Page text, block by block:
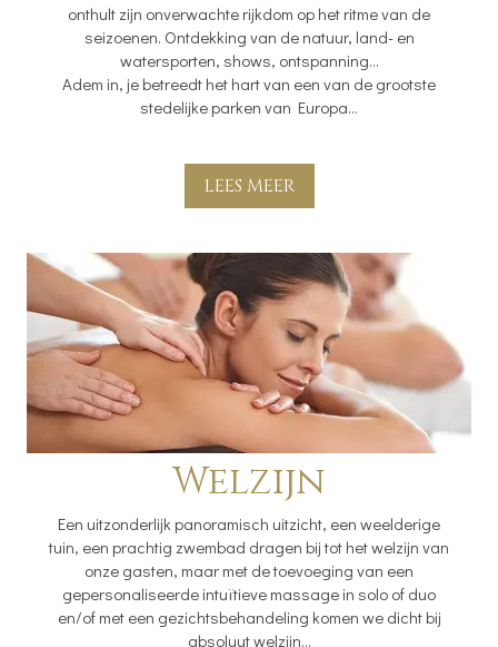
onthult zijn onverwachte rijkdom op het ritme van de
seizoenen. Ontdekking van de natuur, land- en
watersporten, shows, ontspanning...
Adem in, je betreedt het hart van een van de grootste
stedelijke parken van Europa...
LEES MEER
Welzijn
Een uitzonderlijk panoramisch uitzicht, een weelderige
tuin, een prachtig zwembad dragen bij tot het welzijn van
onze gasten, maar met de toevoeging van een
gepersonaliseerde intuïtieve massage in solo of duo
en/of met een gezichtsbehandeling komen we dicht bij
absoluut welzijn...